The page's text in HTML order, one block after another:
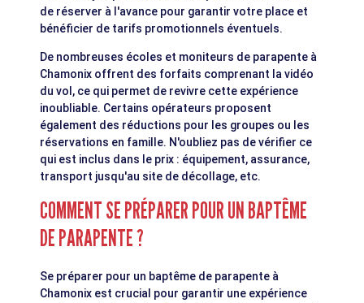
de réserver à l'avance pour garantir votre place et
bénéficier de tarifs promotionnels éventuels.
De nombreuses écoles et moniteurs de parapente à
Chamonix offrent des forfaits comprenant la vidéo
du vol, ce qui permet de revivre cette expérience
inoubliable. Certains opérateurs proposent
également des réductions pour les groupes ou les
réservations en famille. N'oubliez pas de vérifier ce
qui est inclus dans le prix : équipement, assurance,
transport jusqu'au site de décollage, etc.
COMMENT SE PRÉPARER POUR UN BAPTÊME
DE PARAPENTE ?
Se préparer pour un baptême de parapente à
Chamonix est crucial pour garantir une expérience